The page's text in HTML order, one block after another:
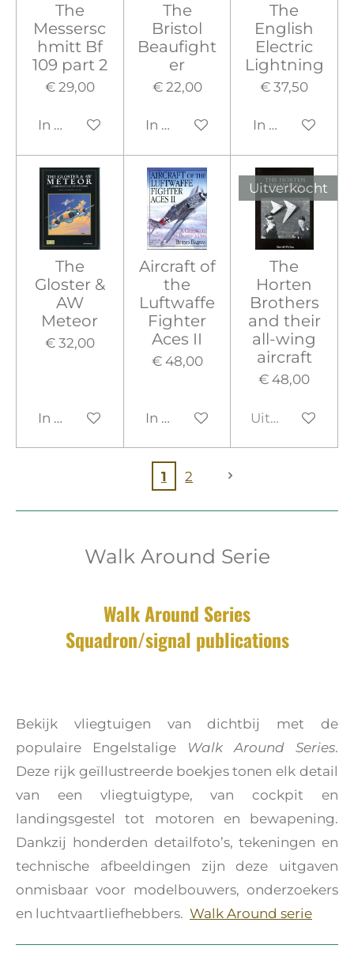
The
Messersc
hmitt Bf
109 part 2
€ 29,00
In winkelwagen
The
Bristol
Beaufight
er
€ 22,00
In winkelwagen
The
English
Electric
Lightning
€ 37,50
In
The
Gloster &
AW
Meteor
€ 32,00
In winkelwagen
Aircraft of
the
Luftwaffe
Fighter
Aces II
€ 48,00
In winkelwagen
Uitverkocht
The
Horten
Brothers
and their
all-wing
aircraft
€ 48,00
Uitverkocht
1 2
Walk Around Serie
Walk Around Series
Squadron/signal publications
Bekijk vliegtuigen van dichtbij met de
populaire Engelstalige Walk Around Series.
Deze rijk geïllustreerde boekjes tonen elk detail
van een vliegtuigtype, van cockpit en
landingsgestel tot motoren en bewapening.
Dankzij honderden detailfoto’s, tekeningen en
technische afbeeldingen zijn deze uitgaven
onmisbaar voor modelbouwers, onderzoekers
en luchtvaartliefhebbers. Walk Around serie